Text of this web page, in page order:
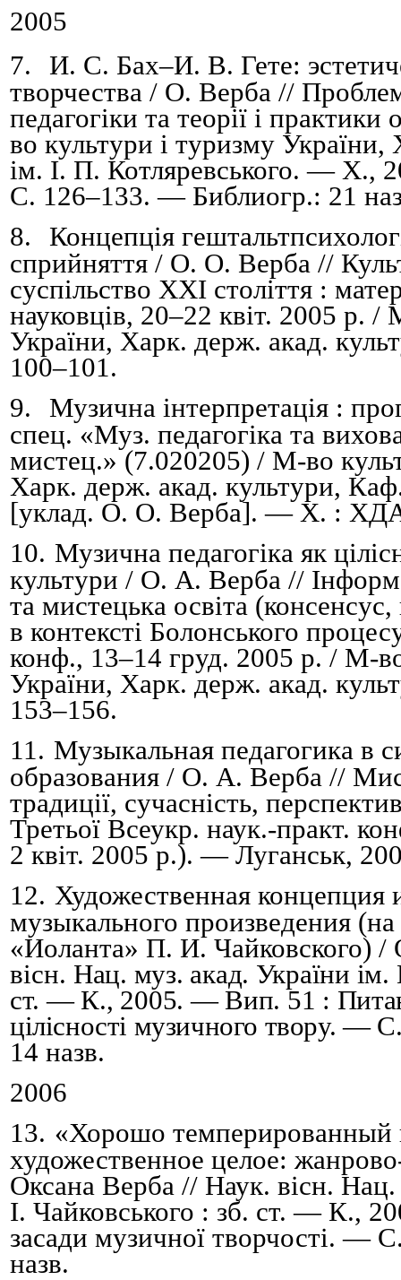
2005
7.
И. С. Бах–И. В. Гете:
творчества / О. Верба //
педагогіки та теорії і практики
во культури і туризму
ім. І. П. Котляревського. —
С. 126–133. — Библиогр.: 21
8.
Концепція
сприйняття / О. О. Верба //
суспільство ХХІ століття :
науковців, 20–22 квіт. 2005 р. /
України, Харк. держ. акад.
100–101 .
9.
Музична інтерпретація :
спец. «Муз. педагогіка та
мистец.» (7.020205) / М-во
Харк. держ. акад. культури,
[уклад. О. О. Верба]. — Х. :
10. Музична педагогіка як
культури / О. А. Верба //
та мистецька освіта
в контексті Болонського
конф., 13–14 груд. 2005 р. / М-
України, Харк. держ. акад.
153–156.
11. Музыкальная педагогика в
образования / О. А. Верба //
традиції, сучасність,
Третьої Всеукр. наук.-практ.
2 квіт. 2005 р.). — Луганськ,
12. Художественная концепция
музыкального произведения
«Иоланта» П. И. Чайковского) /
вісн. Нац. муз. акад. України ім.
ст. — К., 2005. — Вип. 51 : П
цілісності музичного твору. —
14 назв.
2006
13. «Хорошо темперированный
художественное целое:
Оксана Верба // Наук. вісн.
І. Чайковського : зб. ст. — К.,
засади музичної творчості. — С.
назв.